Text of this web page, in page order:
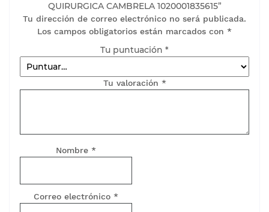
QUIRURGICA CAMBRELA 1020001835615”
Tu dirección de correo electrónico no será publicada.
Los campos obligatorios están marcados con *
Tu puntuación *
Tu valoración *
Nombre *
Correo electrónico *